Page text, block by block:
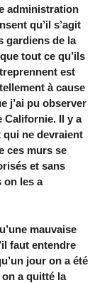
administration
qu’il s’agit
gardiens de la
tout ce qu’ils
est
à cause
j’ai pu observer
Californie. Il y a
ne devraient
ces murs se
et sans
on les a
mauvaise
faut entendre
jour on a été
on a quitté la